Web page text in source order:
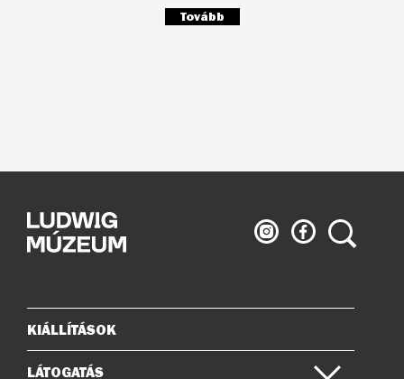
Tovább
Ludwig
Múzeum
Ludwig
Múzeum
Keresés
Oldaltérkép
KIÁLLÍTÁSOK
LÁTOGATÁS